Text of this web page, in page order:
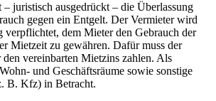
juristisch ausgedrückt – die Überlassung
gegen ein Entgelt. Der Vermieter wird
verpflichtet, dem Mieter den Gebrauch der
Mietzeit zu gewähren. Dafür muss der
vereinbarten Mietzins zahlen. Als
und Geschäftsräume sowie sonstige
B. Kfz) in Betracht.